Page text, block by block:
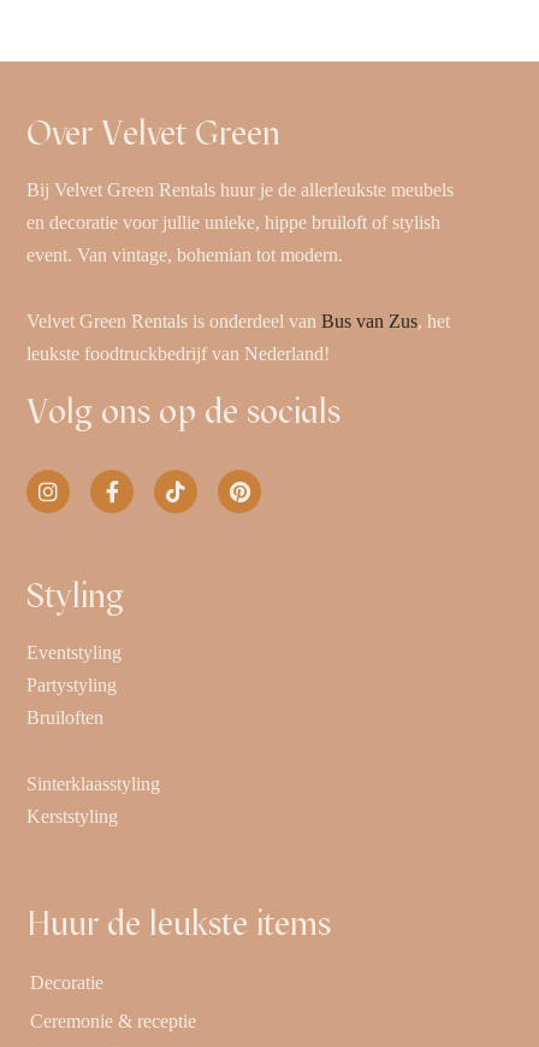
Over Velvet Green
Bij Velvet Green Rentals huur je de allerleukste meubels
en decoratie voor jullie unieke, hippe bruiloft of stylish
event. Van vintage, bohemian tot modern.
Velvet Green Rentals is onderdeel vanBus van Zus, het
leukste foodtruckbedrijf van Nederland!
Volg ons op de socials
Styling
Eventstyling
Partystyling
Bruiloften
Sinterklaasstyling
Kerststyling
Huur de leukste items
Decoratie
Ceremonie & receptie